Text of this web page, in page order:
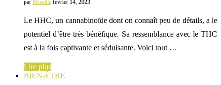
par Moselle février 14, 2023
Le HHC, un cannabinoïde dont on connaît peu de détails, a le
potentiel d’être très bénéfique. Sa ressemblance avec le THC
est à la fois captivante et séduisante. Voici tout …
Lire plus
BIEN-ÊTRE